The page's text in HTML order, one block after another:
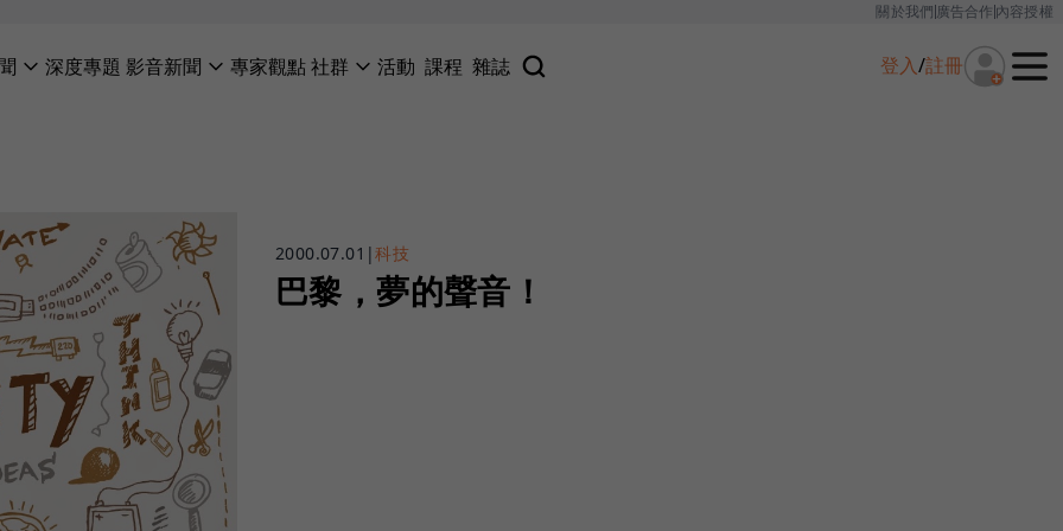
關於我們廣告合作內容授權
深度專題 影音新聞 專家觀點社群 活動 課程 雜誌 登入/註冊
2000.07.01 |科技
巴黎，夢的聲音！